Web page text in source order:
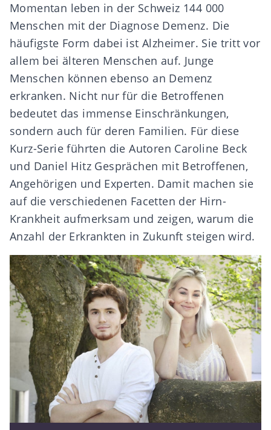
Momentan leben in der Schweiz 144 000
Menschen mit der Diagnose Demenz. Die
häufigste Form dabei ist Alzheimer. Sie tritt vor
allem bei älteren Menschen auf. Junge
Menschen können ebenso an Demenz
erkranken. Nicht nur für die Betroffenen
bedeutet das immense Einschränkungen,
sondern auch für deren Familien. Für diese
Kurz-Serie führten die Autoren Caroline Beck
und Daniel Hitz Gesprächen mit Betroffenen,
Angehörigen und Experten. Damit machen sie
auf die verschiedenen Facetten der Hirn-
Krankheit aufmerksam und zeigen, warum die
Anzahl der Erkrankten in Zukunft steigen wird.